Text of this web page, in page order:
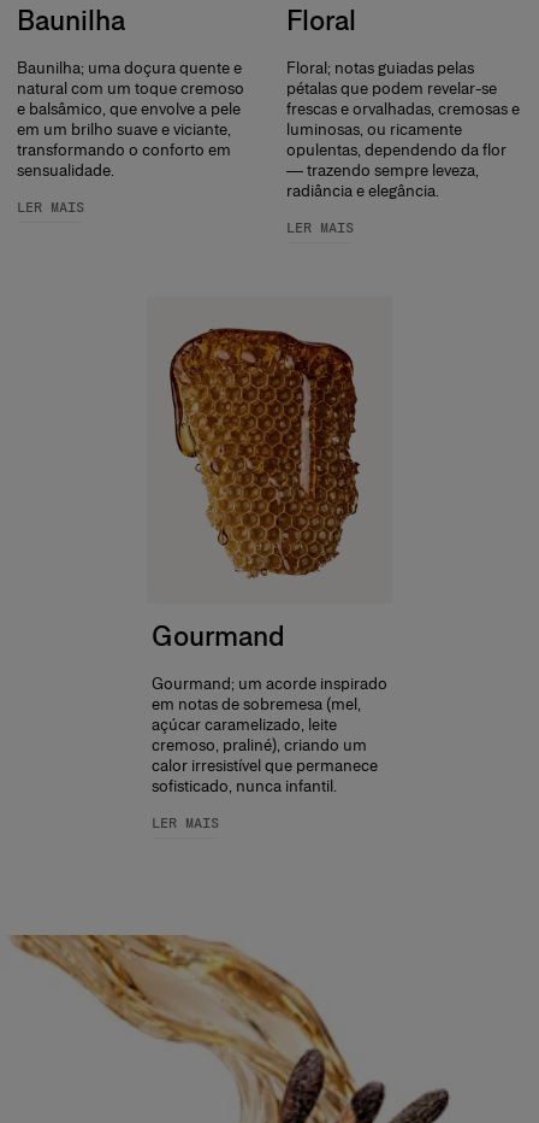
Baunilha
Baunilha; uma doçura quente e
natural com um toque cremoso
e balsâmico, que envolve a pele
em um brilho suave e viciante,
transformando o conforto em
sensualidade.
LER MAIS
Floral
Floral; notas guiadas pelas
pétalas que podem revelar-se
frescas e orvalhadas, cremosas e
luminosas, ou ricamente
opulentas, dependendo da flor
— trazendo sempre leveza,
radiância e elegância.
LER MAIS
Gourmand
Gourmand; um acorde inspirado
em notas de sobremesa (mel,
açúcar caramelizado, leite
cremoso, praliné), criando um
calor irresistível que permanece
sofisticado, nunca infantil.
LER MAIS